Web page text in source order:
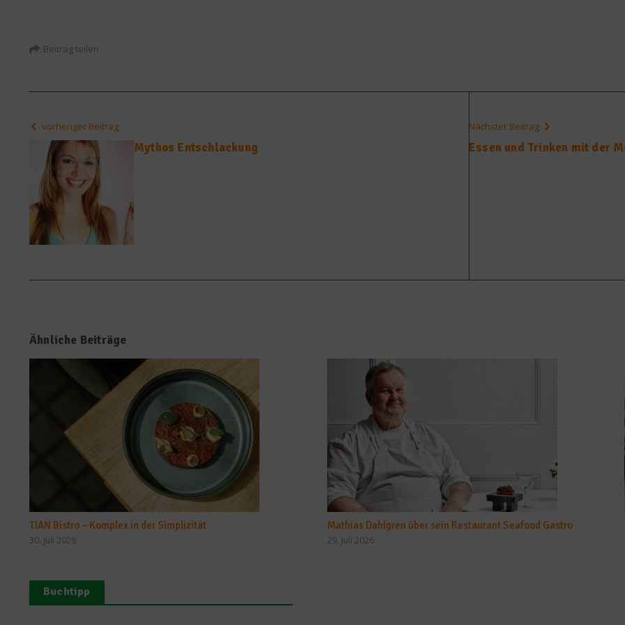
Beitrag teilen
vorheriger Beitrag
Mythos Entschlackung
Nächster Beitrag
Essen und Trinken mit der
Ähnliche Beiträge
TIAN Bistro – Komplex in der Simplizität
30. Juli 2026
Mathias Dahlgren über sein Restaurant Seafood Gastro
29. Juli 2026
Buchtipp